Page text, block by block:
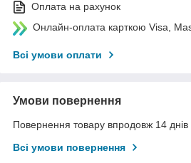
Оплата на рахунок
Онлайн-оплата карткою Visa,
Всі умови оплати
Умови повернення
Повернення товару впродовж 14 днів
Всі умови повернення